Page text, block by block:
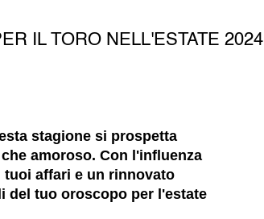
IL TORO NELL'ESTATE 2024
stagione si prospetta
amoroso. Con l'influenza
affari e un rinnovato
del tuo oroscopo per l'estate